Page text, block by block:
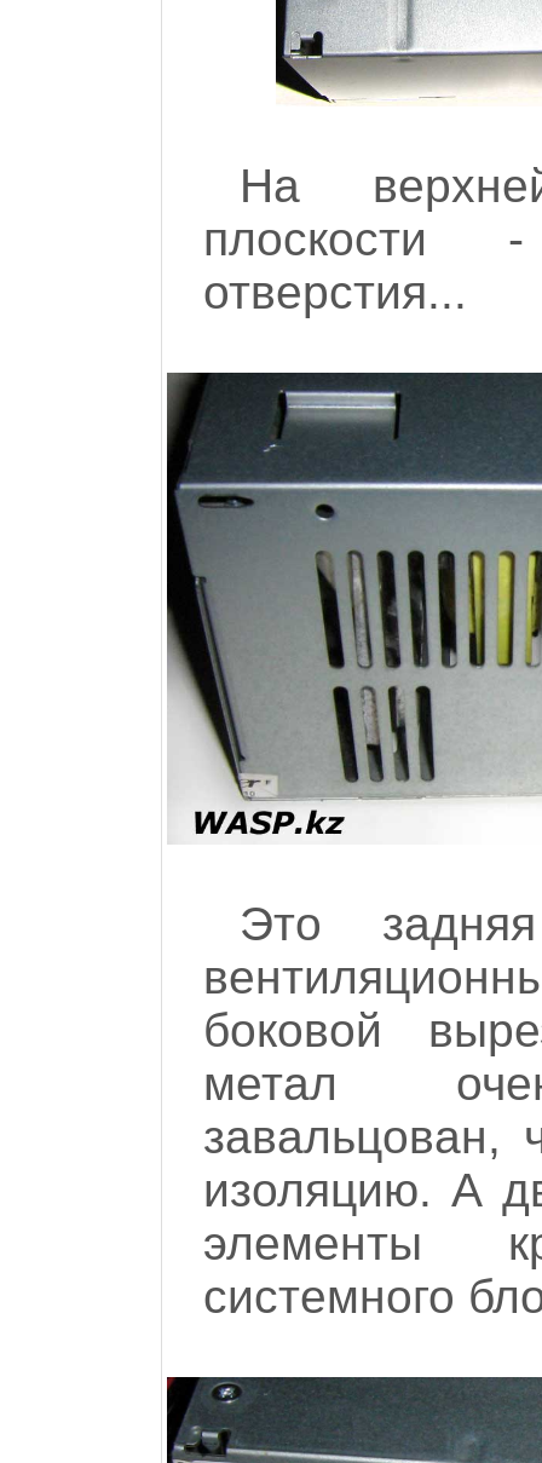
На
плоскости -
отверстия...
Это
боковой
метал
завальцован,
изоляцию. А
элементы
системного